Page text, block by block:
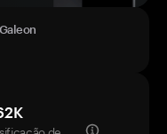
Classificação de mercado